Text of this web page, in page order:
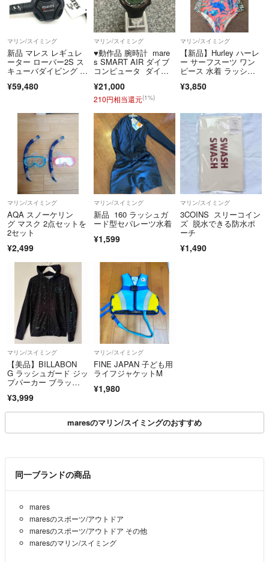
マリン/スイミング
新品 マレス レギュレ
ーター ローバー2S ス
キューバダイビング m
¥59,480
マリン/スイミング
♥️動作品 腕時計 mare
s SMART AIR ダイブ
コンピュータ ダイコ
¥21,000
210円相当還元(1%)
マリン/スイミング
【新品】Hurley ハーレ
ー サーフスーツ ワン
ピース 水着 ラッシュ
¥3,850
マリン/スイミング
AQA スノーケリン
グ マスク 2点セットを
2セット
¥2,499
マリン/スイミング
新品 160 ラッシュガ
ード型セパレーツ水着
¥1,599
マリン/スイミング
3COINS スリーコイン
ズ 脱水できる防水ポ
ーチ
¥1,490
マリン/スイミング
【美品】BILLABON
G ラッシュガード ジッ
プパーカー ブラッ
¥3,999
マリン/スイミング
FINE JAPAN 子ども用
ライフジャケットM
¥1,980
maresのマリン/スイミングのおすすめ
同一ブランドの商品
mares
maresのスポーツ/アウトドア
maresのスポーツ/アウトドア その他
maresのマリン/スイミング